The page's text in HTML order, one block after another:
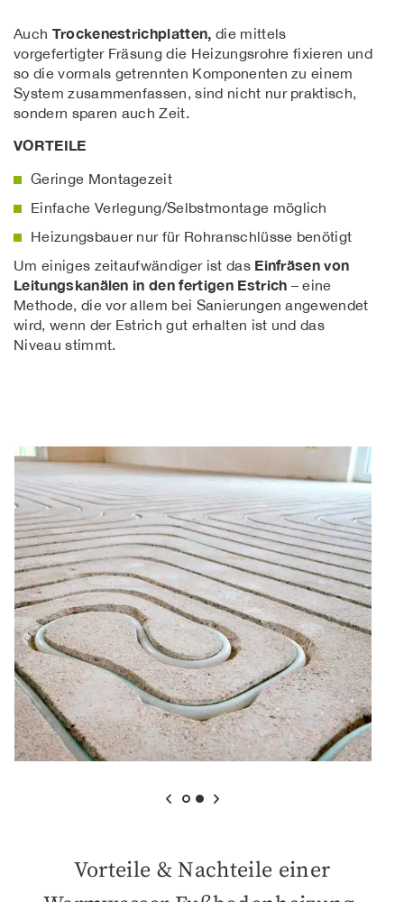
Auch Trockenestrichplatten, die mittels
vorgefertigter Fräsung die Heizungsrohre fixieren und
so die vormals getrennten Komponenten zu einem
System zusammenfassen, sind nicht nur praktisch,
sondern sparen auch Zeit.
VORTEILE
Geringe Montagezeit
Einfache Verlegung/Selbstmontage möglich
Heizungsbauer nur für Rohranschlüsse benötigt
Um einiges zeitaufwändiger ist das Einfräsen von
Leitungskanälen in den fertigen Estrich – eine
Methode, die vor allem bei Sanierungen angewendet
wird, wenn der Estrich gut erhalten ist und das
Niveau stimmt.
Vorteile & Nachteile einer